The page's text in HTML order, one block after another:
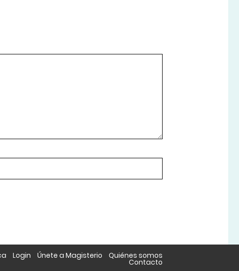
Login Únete a Magisterio Quiénes somos
Contacto